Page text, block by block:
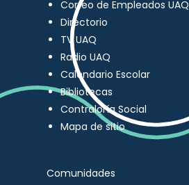
Correo de Empleados UAQ
Directorio
TV UAQ
Radio UAQ
Calendario Escolar
Bibliotecas
Contraloría Social
Mapa de sitio
Comunidades